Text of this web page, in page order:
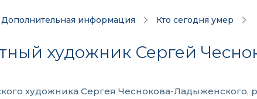
Дополнительная информация Кто сегодня умер
художник Сергей
художника Сергея Чеснокова-Ладыженского,